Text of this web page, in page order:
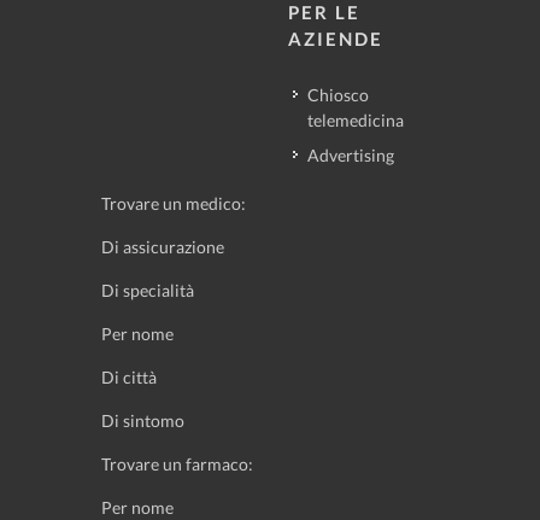
PER LE
AZIENDE
Chiosco
telemedicina
Advertising
Trovare un medico:
Di assicurazione
Di specialità
Per nome
Di città
Di sintomo
Trovare un farmaco:
Per nome